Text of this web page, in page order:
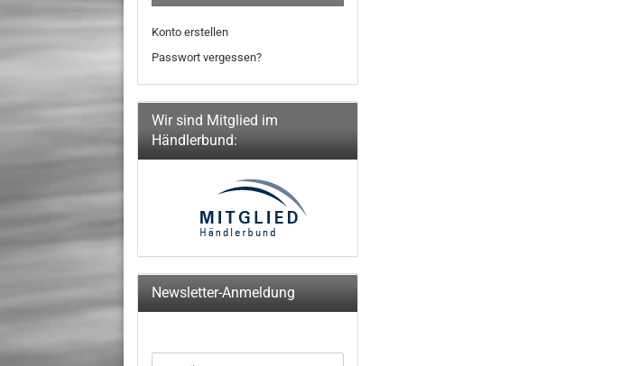
Konto erstellen
Passwort vergessen?
Wir sind Mitglied im
Händlerbund:
Newsletter-Anmeldung